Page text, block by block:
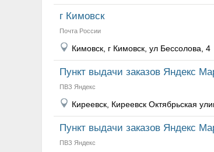
г Кимовск
Почта России
Кимовск, г Кимовск, ул Бессолова, 4
Пункт выдачи заказов Яндекс
ПВЗ Яндекс
Киреевск, Киреевск Октябрьская
Пункт выдачи заказов Яндекс
ПВЗ Яндекс